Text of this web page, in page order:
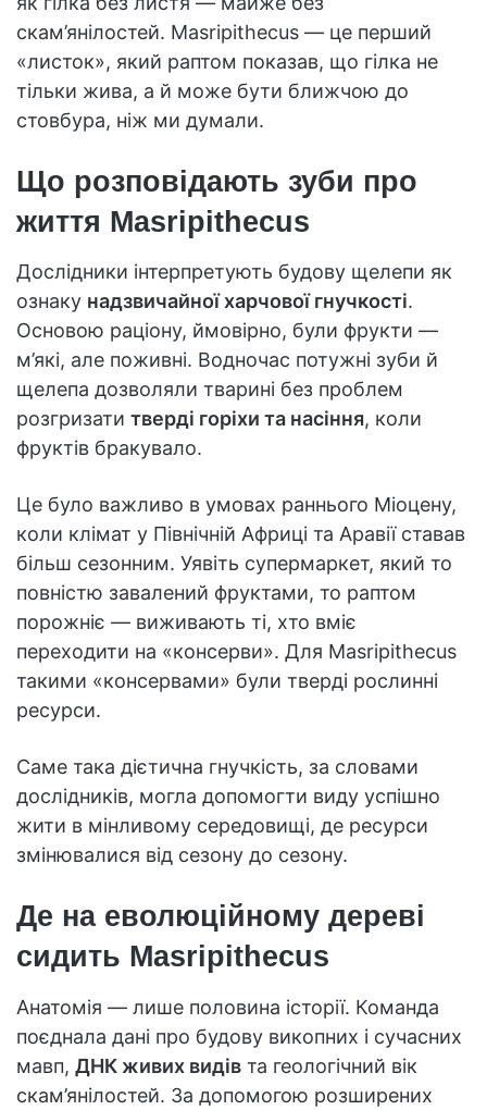
скам’янілостей. Masripithecus — це перший
«листок», який раптом показав, що гілка не
тільки жива, а й може бути ближчою до
стовбура, ніж ми думали.
Що розповідають зуби про
життя Masripithecus
Дослідники інтерпретують будову щелепи як
ознаку надзвичайної харчової гнучкості.
Основою раціону, ймовірно, були фрукти —
м’які, але поживні. Водночас потужні зуби й
щелепа дозволяли тварині без проблем
розгризати тверді горіхи та насіння, коли
фруктів бракувало.
Це було важливо в умовах раннього Міоцену,
коли клімат у Північній Африці та Аравії ставав
більш сезонним. Уявіть супермаркет, який то
повністю завалений фруктами, то раптом
порожніє — виживають ті, хто вміє
переходити на «консерви». Для Masripithecus
такими «консервами» були тверді рослинні
ресурси.
Саме така дієтична гнучкість, за словами
дослідників, могла допомогти виду успішно
жити в мінливому середовищі, де ресурси
змінювалися від сезону до сезону.
Де на еволюційному дереві
сидить Masripithecus
Анатомія — лише половина історії. Команда
поєднала дані про будову викопних і сучасних
мавп, ДНК живих видів та геологічний вік
скам’янілостей. За допомогою розширених